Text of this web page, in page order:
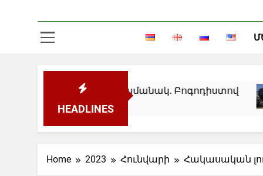
HEADLINES
տագնապի ժամանակ. Բոգոդիստով
Home 2023 Հունվարի Հակասական